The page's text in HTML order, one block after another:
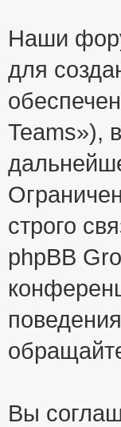
Наши
для
Teams»),
строго
phpBB
Вы